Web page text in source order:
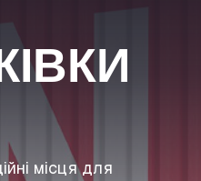
місця для